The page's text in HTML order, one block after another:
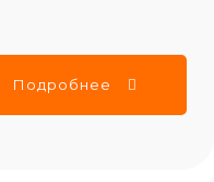
Подробнее